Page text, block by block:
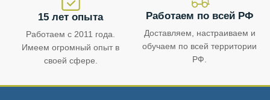
15 лет опыта
Работаем с 2011 года.
Имеем огромный опыт в
своей сфере.
Работаем по всей РФ
Доставляем, настраиваем и
обучаем по всей территории
РФ.